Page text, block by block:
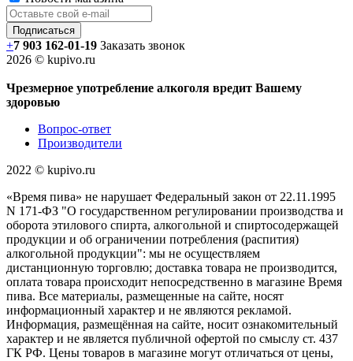
+7 903 162-01-19 Заказать звонок
2026 © kupivo.ru
Чрезмерное употребление алкоголя вредит Вашему
здоровью
Вопрос-ответ
Производители
2022 ©️ kupivo.ru
«Время пива» не нарушает Федеральный закон от 22.11.1995
N 171-ФЗ "О государственном регулировании производства и
оборота этилового спирта, алкогольной и спиртосодержащей
продукции и об ограничении потребления (распития)
алкогольной продукции": мы не осуществляем
дистанционную торговлю; доставка товара не производится,
оплата товара происходит непосредственно в магазине Время
пива. Все материалы, размещенные на сайте, носят
информационный характер и не являются рекламой.
Информация, размещённая на сайте, носит ознакомительный
характер и не является публичной офертой по смыслу ст. 437
ГК РФ. Цены товаров в магазине могут отличаться от цены,